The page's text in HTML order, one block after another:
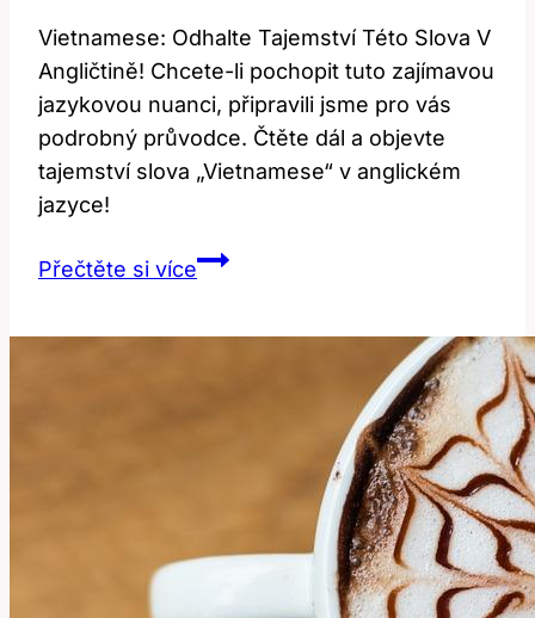
Vietnamese: Odhalte Tajemství Této Slova V
Angličtině! Chcete-li pochopit tuto zajímavou
jazykovou nuanci, připravili jsme pro vás
podrobný průvodce. Čtěte dál a objevte
tajemství slova „Vietnamese“ v anglickém
jazyce!
Přečtěte si víceVietnamese: